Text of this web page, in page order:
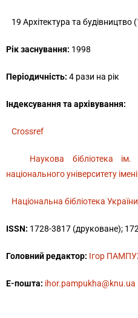
19 Архітектура та будівництво (
Рік заснування: 1998
Періодичність: 4 рази на рік
Індексування та архівування:
Crossref
Наукова бібліотека
національного університету
Національна бібліотека
ISSN: 1728-3817 (друковане);
Головний редактор: Ігор
E-пошта: ihor.pampukha@knu.ua